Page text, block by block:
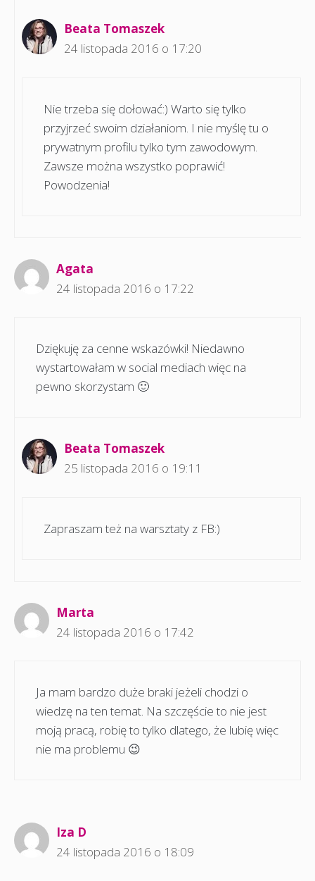
Beata Tomaszek
24 listopada 2016 o 17:20
Nie trzeba się dołować:) Warto się tylko
przyjrzeć swoim działaniom. I nie myślę tu o
prywatnym profilu tylko tym zawodowym.
Zawsze można wszystko poprawić!
Powodzenia!
Agata
24 listopada 2016 o 17:22
Dziękuję za cenne wskazówki! Niedawno
wystartowałam w social mediach więc na
pewno skorzystam 🙂
Beata Tomaszek
25 listopada 2016 o 19:11
Zapraszam też na warsztaty z FB:)
Marta
24 listopada 2016 o 17:42
Ja mam bardzo duże braki jeżeli chodzi o
wiedzę na ten temat. Na szczęście to nie jest
moją pracą, robię to tylko dlatego, że lubię więc
nie ma problemu 😉
Iza D
24 listopada 2016 o 18:09